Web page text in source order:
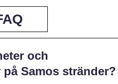
och
Samos stränder?